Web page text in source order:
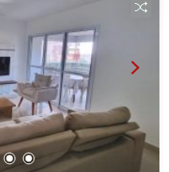
Alto da Boa Vista